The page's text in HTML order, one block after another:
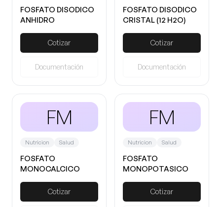
FOSFATO DISODICO
ANHIDRO
Cotizar
Documentación
FOSFATO DISODICO
CRISTAL (12 H2O)
Cotizar
Documentación
FM
Nutricion Salud
FOSFATO
MONOCALCICO
Cotizar
FM
Nutricion Salud
FOSFATO
MONOPOTASICO
Cotizar